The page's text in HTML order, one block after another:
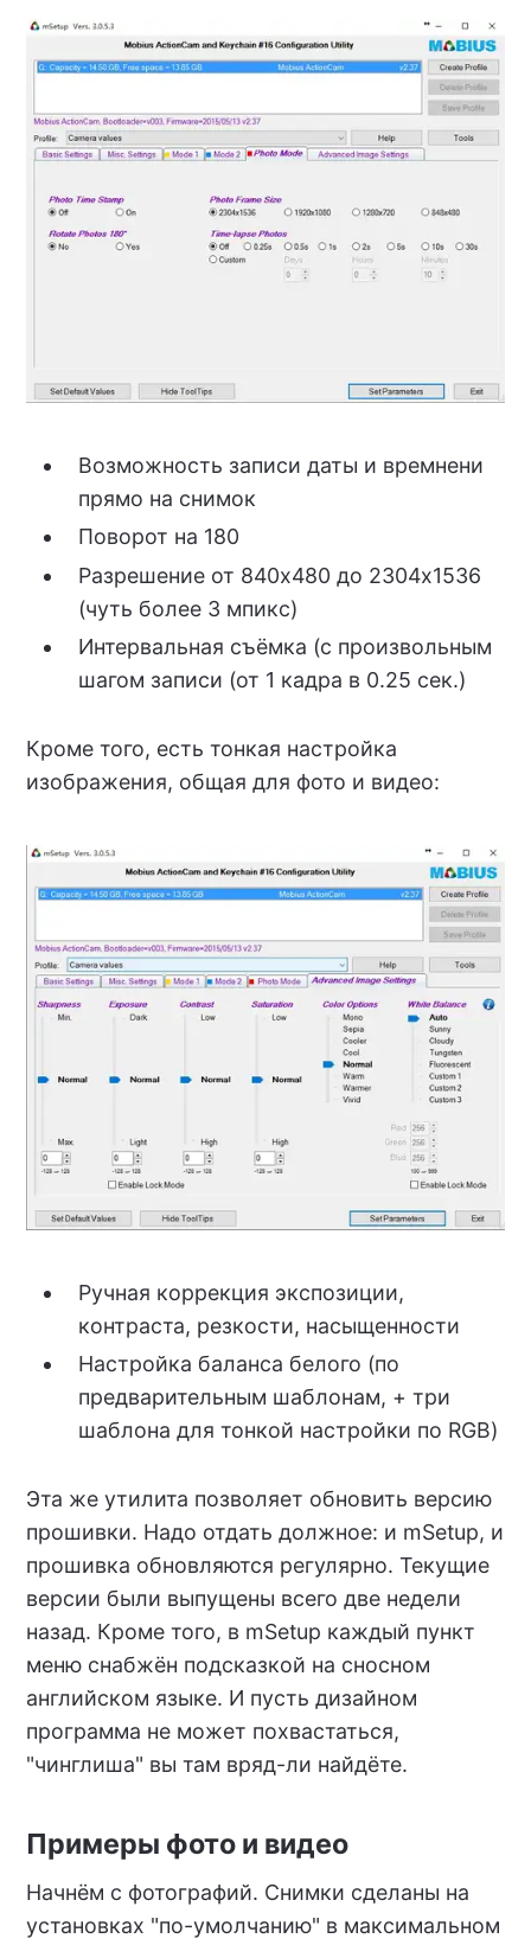
Возможность записи даты и времнени
прямо на снимок
Поворот на 180
Разрешение от 840х480 до 2304х1536
(чуть более 3 мпикс)
Интервальная съёмка (с произвольным
шагом записи (от 1 кадра в 0.25 сек.)
Кроме того, есть тонкая настройка
изображения, общая для фото и видео:
Ручная коррекция экспозиции,
контраста, резкости, насыщенности
Настройка баланса белого (по
предварительным шаблонам, + три
шаблона для тонкой настройки по RGB)
Эта же утилита позволяет обновить версию
прошивки. Надо отдать должное: и mSetup, и
прошивка обновляются регулярно. Текущие
версии были выпущены всего две недели
назад. Кроме того, в mSetup каждый пункт
меню снабжён подсказкой на сносном
английском языке. И пусть дизайном
программа не может похвастаться,
"чинглиша" вы там вряд-ли найдёте.
Примеры фото и видео
Начнём с фотографий. Снимки сделаны на
установках "по-умолчанию" в максимальном